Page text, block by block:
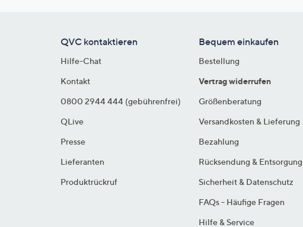
QVC kontaktieren
Hilfe-Chat
Kontakt
0800 2944 444 (gebührenfrei)
QLive
Presse
Lieferanten
Produktrückruf
Bequem einkaufen
Bestellung
Vertrag widerrufen
Größenberatung
Versandkosten & Lieferung
Bezahlung
Rücksendung & Entsorgung
Sicherheit & Datenschutz
FAQs - Häufige Fragen
Hilfe & Service